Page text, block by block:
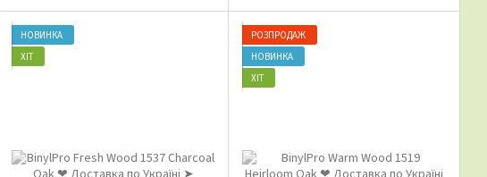
НОВИНКА
ХІТ
РОЗПРОДАЖ
НОВИНКА
ХІТ